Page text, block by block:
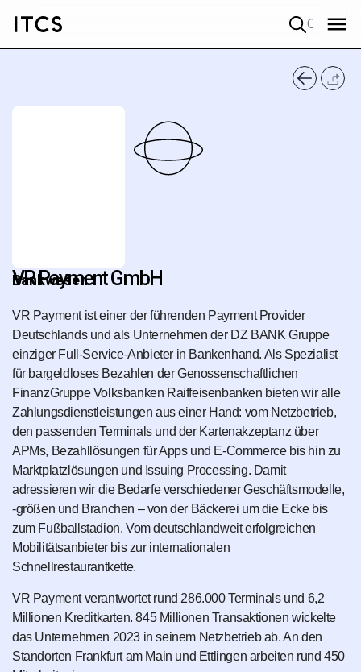
VR Payment GmbH
Bankwesen
VR Payment ist einer der führenden Payment Provider
Deutschlands und als Unternehmen der DZ BANK Gruppe
einziger Full-Service-Anbieter in Bankenhand. Als Spezialist
für bargeldloses Bezahlen der Genossenschaftlichen
FinanzGruppe Volksbanken Raiffeisenbanken bieten wir alle
Zahlungsdienstleistungen aus einer Hand: vom Netzbetrieb,
den passenden Terminals und der Kartenakzeptanz über
APMs, Bezahllösungen für Apps und E-Commerce bis hin zu
Marktplatzlösungen und Issuing Processing. Damit
adressieren wir die Bedarfe verschiedener Geschäftsmodelle,
-größen und Branchen – von der Bäckerei um die Ecke bis
zum Fußballstadion. Vom deutschlandweit erfolgreichen
Mobilitätsanbieter bis zur internationalen
Schnellrestaurantkette.
VR Payment verantwortet rund 286.000 Terminals und 6,2
Millionen Kreditkarten. 845 Millionen Transaktionen wickelte
das Unternehmen 2023 in seinem Netzbetrieb ab. An den
Standorten Frankfurt am Main und Ettlingen arbeiten rund 450